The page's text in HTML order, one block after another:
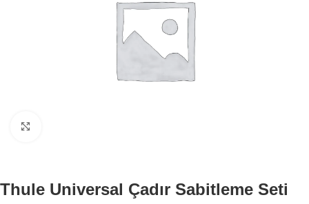
Thule Universal Çadır Sabitleme Seti